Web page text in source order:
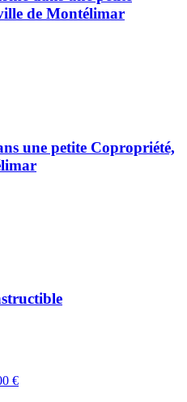
de Montélimar
une petite Copropriété,
€